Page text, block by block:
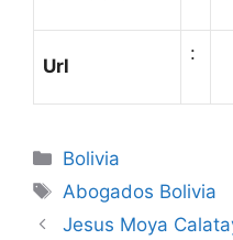
Url
:
Categories
Bolivia
Tags
Abogados Bolivia
Jesus Moya